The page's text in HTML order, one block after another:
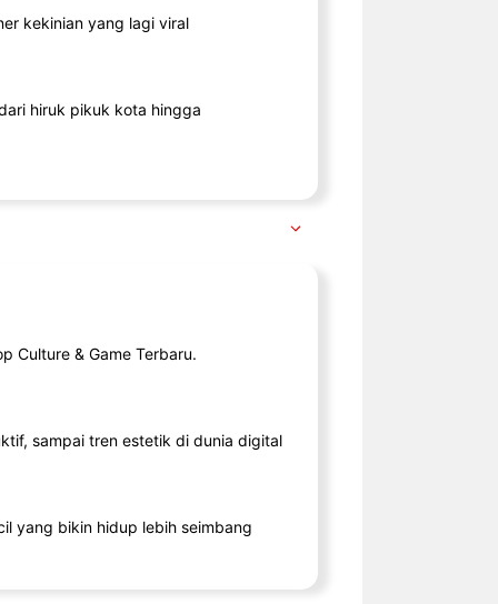
kekinian yang lagi viral
hiruk pikuk kota hingga
Culture & Game Terbaru.
sampai tren estetik di dunia digital
yang bikin hidup lebih seimbang